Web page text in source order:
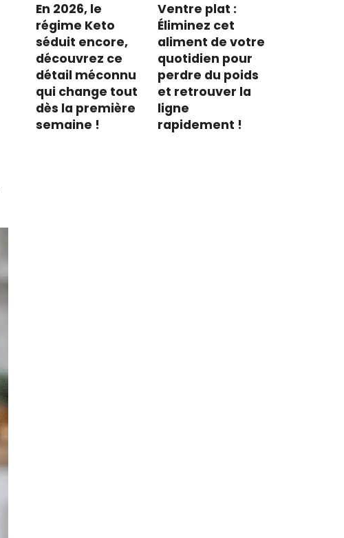
En 2026, le
régime Keto
séduit encore,
découvrez ce
détail méconnu
qui change tout
dès la première
semaine !
Ventre plat :
Éliminez cet
aliment de votre
quotidien pour
perdre du poids
et retrouver la
ligne
rapidement !